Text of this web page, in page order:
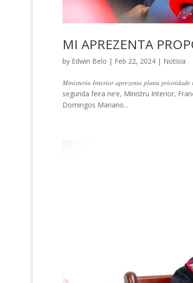
MI APREZENTA
by Edwin Belo | Feb 22, 2024| Notisia
𝑀𝑖𝑛𝑖𝑠𝑡𝑒𝑟𝑖𝑢 𝐼𝑛𝑡𝑒𝑟𝑖𝑜𝑟 𝑎𝑝𝑟𝑒𝑧𝑒𝑛𝑡𝑎 𝑝𝑙𝑎𝑛𝑢
segunda feira ne’e, Ministru Interior,
Domingos Mariano...